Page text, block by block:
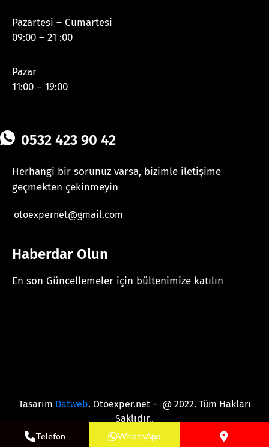
Pazartesi – Cumartesi
09:00 – 21 :00
Pazar
11:00 – 19:00
0532 423 90 42
Herhangi bir sorunuz varsa, bizimle iletişime
geçmekten çekinmeyin
otoexpernet@gmail.com
Haberdar Olun
En son Güncellemeler için bültenimize katılın
Tasarım Datweb. Otoexper.net – @ 2022. Tüm Hakları
Saklıdır..
Telefon
WhatsApp